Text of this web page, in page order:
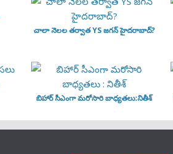
చాలా నెలల తర్వాత YS జగన్ హైదరాబాద్?
బిహార్ సీఎంగా మరోసారి బాధ్యతలు:నితీశ్